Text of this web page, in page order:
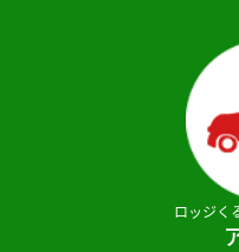
ロッジく